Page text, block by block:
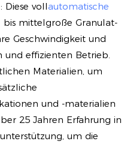
Diese vollautomatische
mittelgroße Granulat-
Geschwindigkeit und
und effizienten Betrieb.
Materialien, um
und -materialien
25 Jahren Erfahrung in
um die